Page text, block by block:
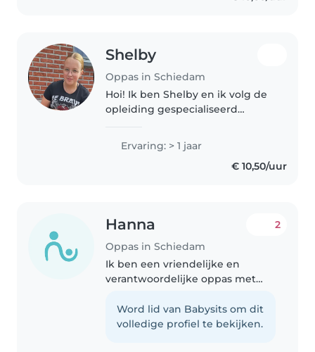
Shelby
Oppas in Schiedam
Hoi! Ik ben Shelby en ik volg de
opleiding gespecialiseerd
mijn stage-ervaring heb ik vooral
gewerkt met baby, peuters en
kleuters. Ik ben geduldig,
Ervaring: > 1 jaar
€ 10,50/uur
Hanna
Oppas in Schiedam
2
Ik ben een vriendelijke en
verantwoordelijke oppas met
comfortabel met huisdieren en
kan huishoudelijke taken
Word lid van Babysits om dit
volledige profiel te bekijken.